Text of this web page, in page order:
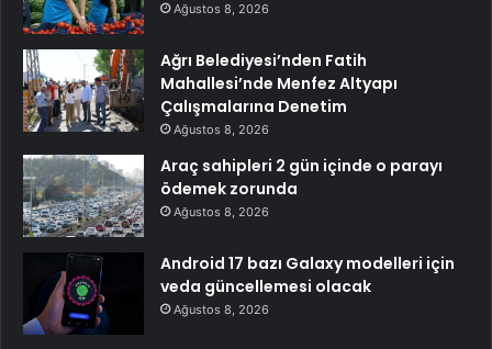
Ağustos 8, 2026
Ağrı Belediyesi’nden Fatih
Mahallesi’nde Menfez Altyapı
Çalışmalarına Denetim
Ağustos 8, 2026
Araç sahipleri 2 gün içinde o parayı
ödemek zorunda
Ağustos 8, 2026
Android 17 bazı Galaxy modelleri için
veda güncellemesi olacak
Ağustos 8, 2026